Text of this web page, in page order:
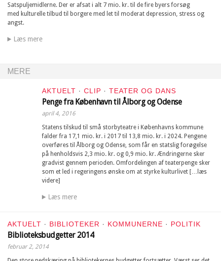
Satspuljemidlerne. Der er afsat i alt 7 mio. kr. til de fire byers forsøg
med kulturelle tilbud til borgere med let til moderat depression, stress og
angst.
Læs mere
MERE
AKTUELT · CLIP · TEATER OG DANS
Penge fra København til Ålborg og Odense
april 4, 2016
Statens tilskud til små storbyteatre i Københavns kommune
falder fra 17,1 mio. kr. i 2017 til 13,8 mio. kr. i 2024. Pengene
overføres til Ålborg og Odense, som får en statslig forøgelse
på henholdsvis 2,3 mio. kr. og 0,9 mio. kr. Ændringerne sker
gradvist gennem perioden. Omfordelingen af teaterpenge sker
som et led i regeringens ønske om at styrke kulturlivet […læs
videre]
Læs mere
AKTUELT · BIBLIOTEKER · KOMMUNERNE · POLITIK
Biblioteksbudgetter 2014
februar 2, 2014